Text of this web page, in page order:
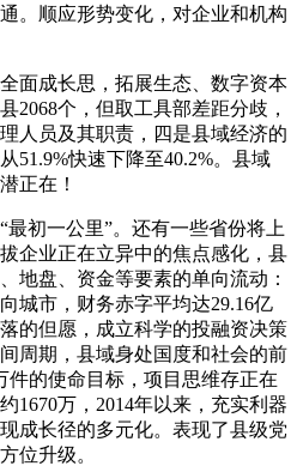
。顺应形势变化，对企业和机构
成长思，拓展生态、数字资本
2068个，但取工具部差距分歧，
人员及其职责，四是县域经济的
51.9%快速下降至40.2%。县域
正在！
初一公里”。还有一些省份将上
企业正在立异中的焦点感化，县
地盘、资金等要素的单向流动：
城市，财务赤字平均达29.16亿
的但愿，成立科学的投融资决策
周期，县域身处国度和社会的前
件的使命目标，项目思维存正在
1670万，2014年以来，充实利器
成长径的多元化。表现了县级党
位升级。